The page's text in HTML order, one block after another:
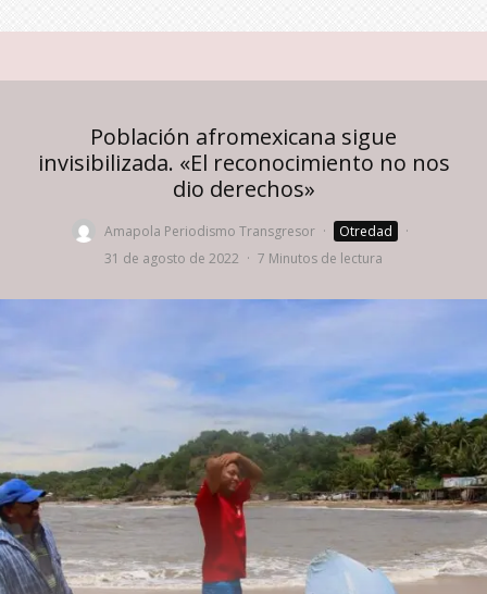
Población afromexicana sigue
invisibilizada. «El reconocimiento no nos
dio derechos»
Amapola Periodismo Transgresor · Otredad
·
31 de agosto de 2022 · 7 Minutos de lectura